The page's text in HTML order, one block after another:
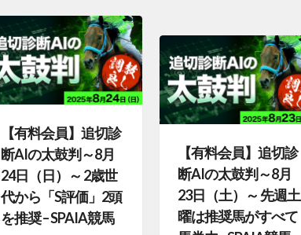
【有料会員】追切診
断AIの太鼓判～8月
24日（日）～ 2歳世
代から「S評価」2頭
を推奨 – SPAIA競馬
【有料会員】追切診
断AIの太鼓判～8月
23日（土）～ 先週土
曜は推奨馬がすべて